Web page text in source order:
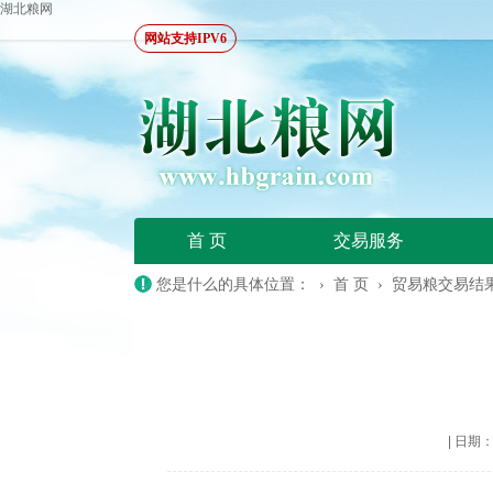
湖北粮网
网站支持IPV6
首 页 交易服务
您是什么的具体位置： › 首 页 › 贸易粮交易结
日期